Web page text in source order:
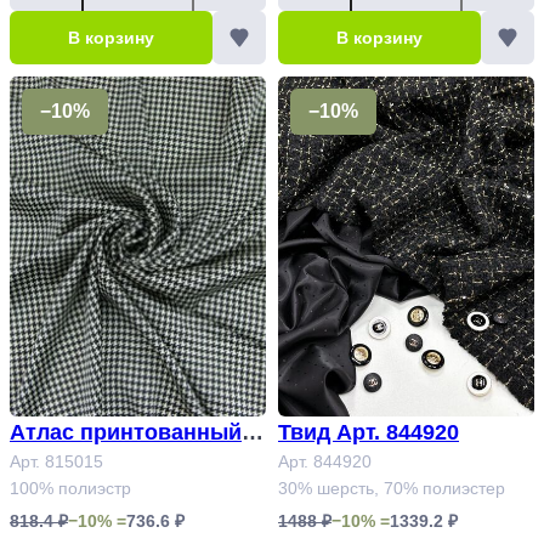
В корзину В корзину
−10%
Атлас принтованный А
рт. 815015
Арт. 815015
100% полиэстр
818.4 ₽−10% =736.6 ₽
−10%
Твид Арт. 844920
Арт. 844920
30% шерсть, 70% полиэстер
1488 ₽−10% =1339.2 ₽